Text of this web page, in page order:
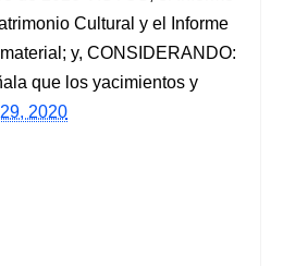
Cultural y el Informe
y, CONSIDERANDO:
que los yacimientos y
2020